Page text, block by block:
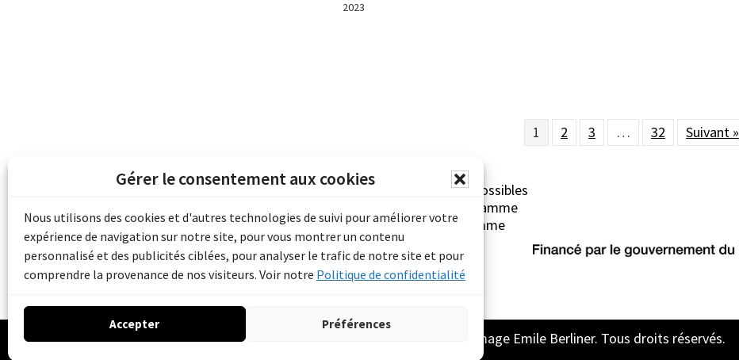
Gérer le consentement aux cookies
Nous utilisons des cookies et d'autres technologies de suivi pour améliorer votre
expérience de navigation sur notre site, pour vous montrer un contenu
personnalisé et des publicités ciblées, pour analyser le trafic de notre site et pour
comprendre la provenance de nos visiteurs. Voir notre Politique de confidentialité
Accepter Préférences
2023
1 2 3 … 32 Suivant »
Les archives du son et de l'image d'Emile Berliner sont rendues possibles
grâce au financement de Bibliothèque et Archives Canada (Programme
pour les collectivités du patrimoine documentaire) et du Programme
d'aide aux musées (Accès numérique au patrimoine).
© 2026 Archive son et image Emile Berliner. Tous droits réservés.